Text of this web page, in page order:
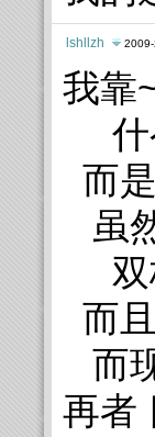
lshllzh 2009-
我靠
什
而
虽
双
而
而
再者